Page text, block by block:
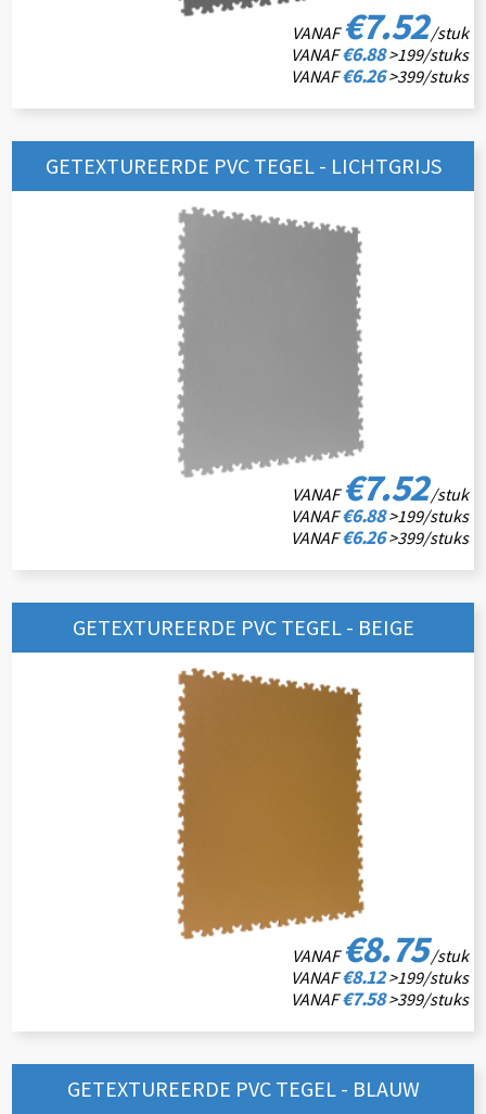
VANAF€7.52/stuk
VANAF€6.88>199/stuks
VANAF€6.26>399/stuks
GETEXTUREERDE PVC TEGEL - LICHTGRIJS
VANAF€7.52/stuk
VANAF€6.88>199/stuks
VANAF€6.26>399/stuks
GETEXTUREERDE PVC TEGEL - BEIGE
VANAF€8.75/stuk
VANAF€8.12>199/stuks
VANAF€7.58>399/stuks
GETEXTUREERDE PVC TEGEL - BLAUW